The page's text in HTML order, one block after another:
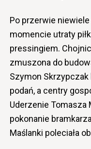
Po przerwie
momencie utraty
pressingiem.
zmuszona do
Szymon Skrzypczak
podań, a centry
Uderzenie Tomasza
pokonanie
Maślanki poleciała